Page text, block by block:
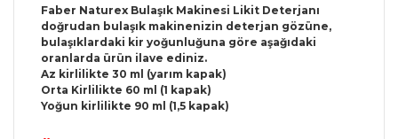
Faber Naturex Bulaşık Makinesi Likit Deterjanı
doğrudan bulaşık makinenizin deterjan gözüne,
bulaşıklardaki kir yoğunluğuna göre aşağıdaki
oranlarda ürün ilave ediniz.
Az kirlilikte 30 ml (yarım kapak)
Orta Kirlilikte 60 ml (1 kapak)
Yoğun kirlilikte 90 ml (1,5 kapak)